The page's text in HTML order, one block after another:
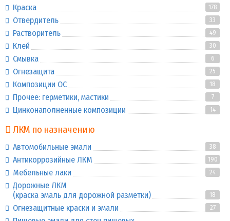
Краска 178
Отвердитель 33
Растворитель 49
Клей 30
Смывка 6
Огнезащита 25
Композиции ОС 18
Прочее: герметики, мастики 7
Цинконаполненные композиции 14
ЛКМ по назначению
Автомобильные эмали 38
Антикоррозийные ЛКМ 190
Мебельные лаки 24
Дорожные ЛКМ
(краска эмаль для дорожной разметки)
18
Огнезащитные краски и эмали 27